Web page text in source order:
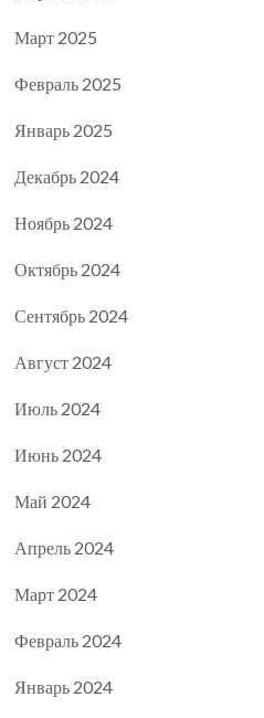
Март 2025
Февраль 2025
Январь 2025
Декабрь 2024
Ноябрь 2024
Октябрь 2024
Сентябрь 2024
Август 2024
Июль 2024
Июнь 2024
Май 2024
Апрель 2024
Март 2024
Февраль 2024
Январь 2024